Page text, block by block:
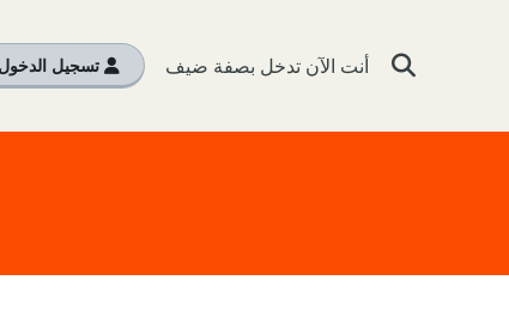
تبديل إدخال البحث
أنت الآن تدخل بصفة ضيف تسجيل الدخول